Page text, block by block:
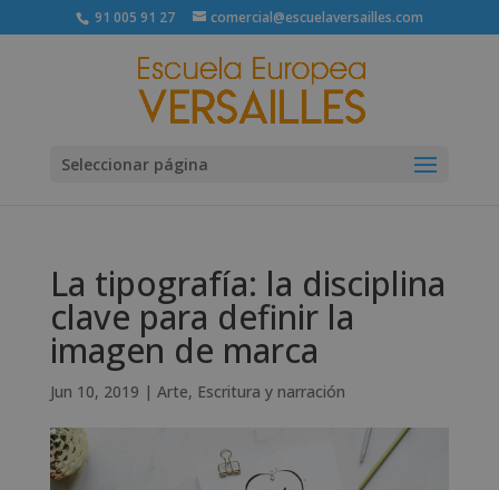
91 005 91 27 comercial@escuelaversailles.com
Seleccionar página
La tipografía: la disciplina
clave para definir la
imagen de marca
Jun 10, 2019 | Arte, Escritura y narración